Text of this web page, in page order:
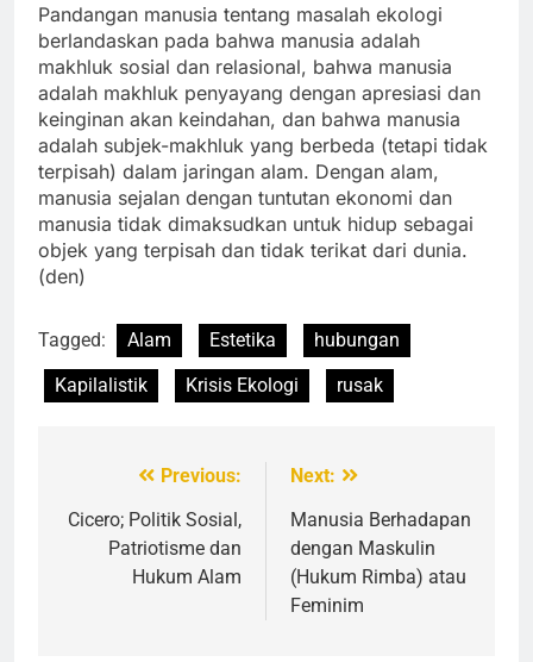
Pandangan manusia tentang masalah ekologi
berlandaskan pada bahwa manusia adalah
makhluk sosial dan relasional, bahwa manusia
adalah makhluk penyayang dengan apresiasi dan
keinginan akan keindahan, dan bahwa manusia
adalah subjek-makhluk yang berbeda (tetapi tidak
terpisah) dalam jaringan alam. Dengan alam,
manusia sejalan dengan tuntutan ekonomi dan
manusia tidak dimaksudkan untuk hidup sebagai
objek yang terpisah dan tidak terikat dari dunia.
(den)
Tagged: Alam Estetika
hubungan
Kapilalistik
Krisis Ekologi rusak
Navigasi
pos
Previous:
Cicero; Politik Sosial,
Patriotisme dan
Hukum Alam
Next:
Manusia Berhadapan
dengan Maskulin
(Hukum Rimba) atau
Feminim